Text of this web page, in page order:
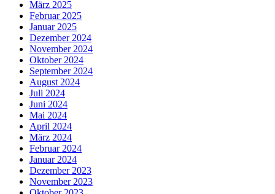
März 2025
Februar 2025
Januar 2025
Dezember 2024
November 2024
Oktober 2024
September 2024
August 2024
Juli 2024
Juni 2024
Mai 2024
April 2024
März 2024
Februar 2024
Januar 2024
Dezember 2023
November 2023